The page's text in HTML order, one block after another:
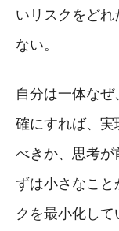
いリスクをど
ない。
自分は一体な
確にすれば、実
べきか、思考が
ずは小さなこと
クを最小化して